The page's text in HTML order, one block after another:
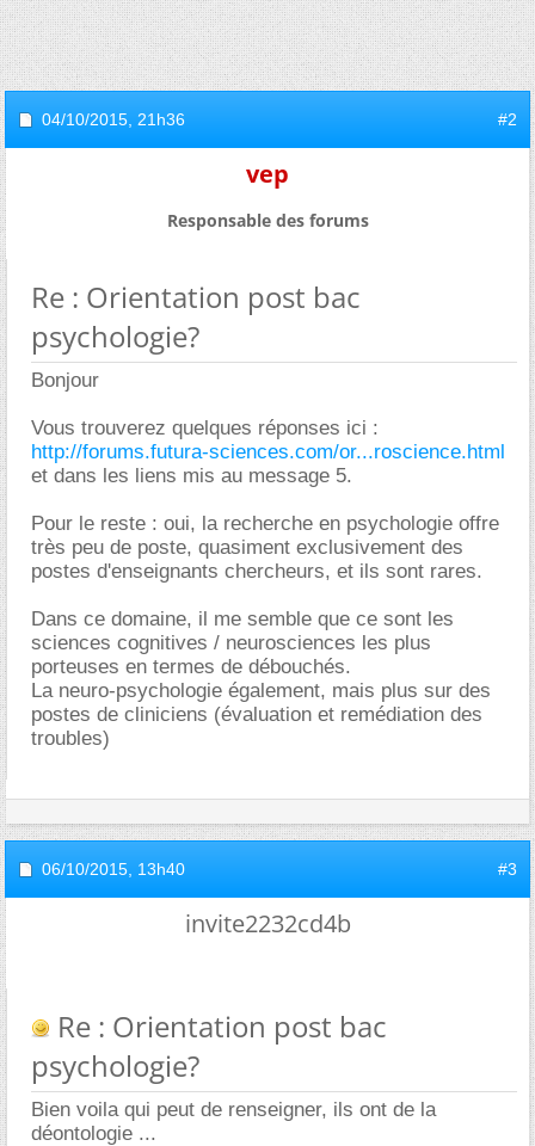
04/10/2015, 21h36 #2
vep
Responsable des forums
Re : Orientation post bac
psychologie?
Bonjour
Vous trouverez quelques réponses ici :
http://forums.futura-sciences.com/or...roscience.html
et dans les liens mis au message 5.
Pour le reste : oui, la recherche en psychologie offre
très peu de poste, quasiment exclusivement des
postes d'enseignants chercheurs, et ils sont rares.
Dans ce domaine, il me semble que ce sont les
sciences cognitives / neurosciences les plus
porteuses en termes de débouchés.
La neuro-psychologie également, mais plus sur des
postes de cliniciens (évaluation et remédiation des
troubles)
06/10/2015, 13h40 #3
invite2232cd4b
Re : Orientation post bac
psychologie?
Bien voila qui peut de renseigner, ils ont de la
déontologie ...